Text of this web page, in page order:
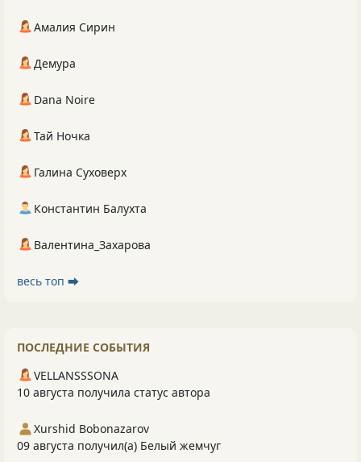
Амалия Сирин
Демура
Dana Noire
Тай Ночка
Галина Суховерх
Константин Балухта
Валентина_Захарова
весь топ ⮕
ПОСЛЕДНИЕ СОБЫТИЯ
VELLANSSSONA
10 августа получила статус автора
Xurshid Bobonazarov
09 августа получил(а) Белый жемчуг